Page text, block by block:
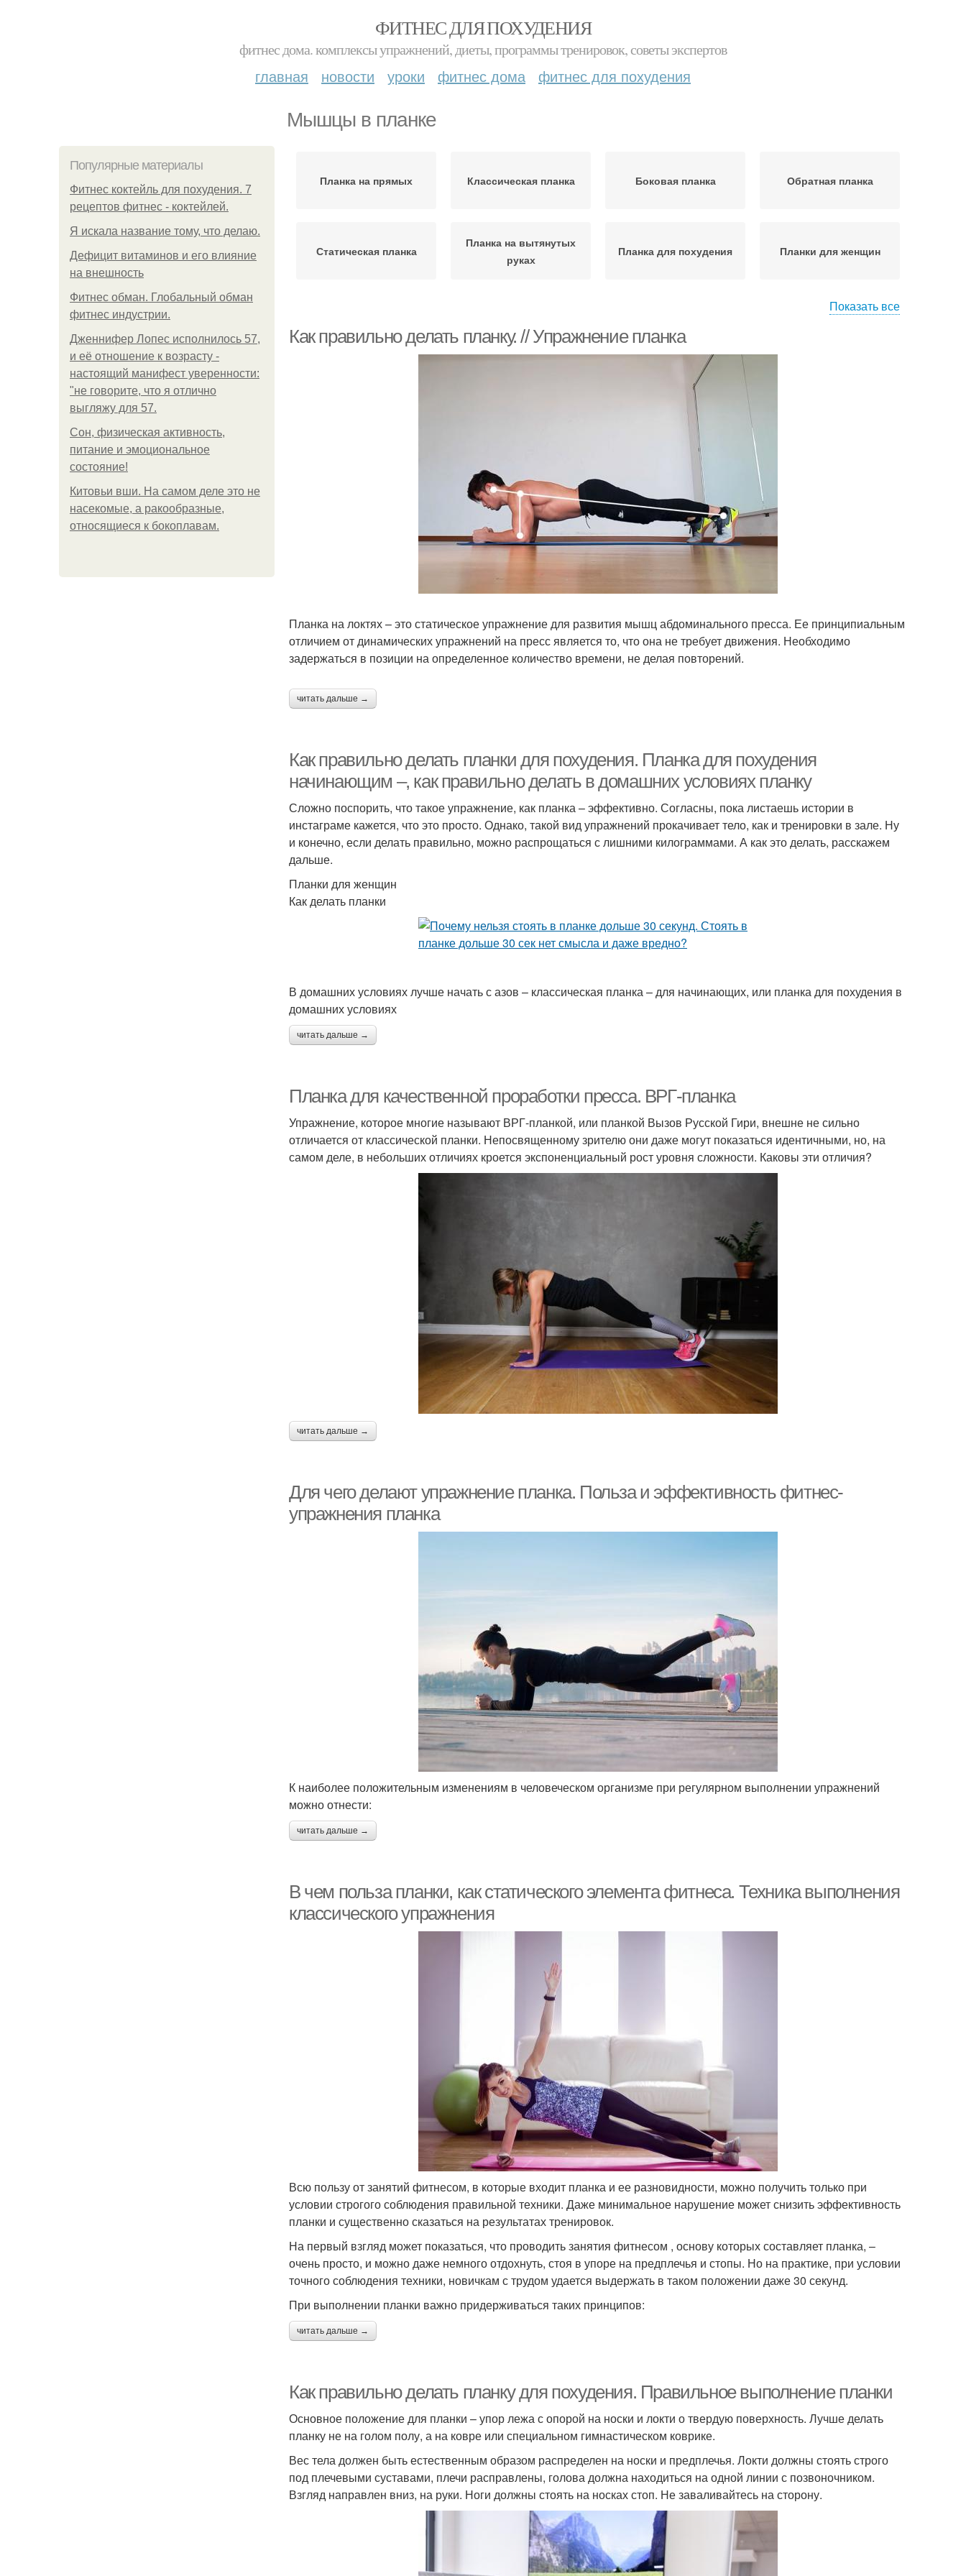
ФИТНЕС ДЛЯ ПОХУДЕНИЯ
фитнес дома. комплексы упражнений, диеты, программы тренировок, советы экспертов
главная новости уроки фитнес дома фитнес для похудения
Мышцы в планке
Популярные материалы
Фитнес коктейль для похудения. 7
рецептов фитнес - коктейлей.
Я искала название тому, что делаю.
Дефицит витаминов и его влияние
на внешность
Фитнес обман. Глобальный обман
фитнес индустрии.
Дженнифер Лопес исполнилось 57,
и её отношение к возрасту -
настоящий манифест уверенности:
"не говорите, что я отлично
выгляжу для 57.
Сон, физическая активность,
питание и эмоциональное
состояние!
Китовьи вши. На самом деле это не
насекомые, а ракообразные,
относящиеся к бокоплавам.
Планка на прямых Классическая планка Боковая планка Обратная планка
Статическая планка
Планка на вытянутых
руках
Планка для похудения Планки для женщин
Планка для
качественной
проработки
Женская планка
Показать все
Как правильно делать планку. // Упражнение планка
Планка на локтях – это статическое упражнение для развития мышц абдоминального пресса. Ее принципиальным
отличием от динамических упражнений на пресс является то, что она не требует движения. Необходимо
задержаться в позиции на определенное количество времени, не делая повторений.
читать дальше →
Как правильно делать планки для похудения. Планка для похудения
начинающим –, как правильно делать в домашних условиях планку
Сложно поспорить, что такое упражнение, как планка – эффективно. Согласны, пока листаешь истории в
инстаграме кажется, что это просто. Однако, такой вид упражнений прокачивает тело, как и тренировки в зале. Ну
и конечно, если делать правильно, можно распрощаться с лишними килограммами. А как это делать, расскажем
дальше.
Планки для женщин
Как делать планки
В домашних условиях лучше начать с азов – классическая планка – для начинающих, или планка для похудения в
домашних условиях
читать дальше →
Планка для качественной проработки пресса. ВРГ-планка
Упражнение, которое многие называют ВРГ-планкой, или планкой Вызов Русской Гири, внешне не сильно
отличается от классической планки. Непосвященному зрителю они даже могут показаться идентичными, но, на
самом деле, в небольших отличиях кроется экспоненциальный рост уровня сложности. Каковы эти отличия?
читать дальше →
Для чего делают упражнение планка. Польза и эффективность фитнес-
упражнения планка
К наиболее положительным изменениям в человеческом организме при регулярном выполнении упражнений
можно отнести:
читать дальше →
В чем польза планки, как статического элемента фитнеса. Техника выполнения
классического упражнения
Всю пользу от занятий фитнесом, в которые входит планка и ее разновидности, можно получить только при
условии строгого соблюдения правильной техники. Даже минимальное нарушение может снизить эффективность
планки и существенно сказаться на результатах тренировок.
На первый взгляд может показаться, что проводить занятия фитнесом , основу которых составляет планка, –
очень просто, и можно даже немного отдохнуть, стоя в упоре на предплечья и стопы. Но на практике, при условии
точного соблюдения техники, новичкам с трудом удается выдержать в таком положении даже 30 секунд.
При выполнении планки важно придерживаться таких принципов:
читать дальше →
Как правильно делать планку для похудения. Правильное выполнение планки
Основное положение для планки – упор лежа с опорой на носки и локти о твердую поверхность. Лучше делать
планку не на голом полу, а на ковре или специальном гимнастическом коврике.
Вес тела должен быть естественным образом распределен на носки и предплечья. Локти должны стоять строго
под плечевыми суставами, плечи расправлены, голова должна находиться на одной линии с позвоночником.
Взгляд направлен вниз, на руки. Ноги должны стоять на носках стоп. Не заваливайтесь на сторону.